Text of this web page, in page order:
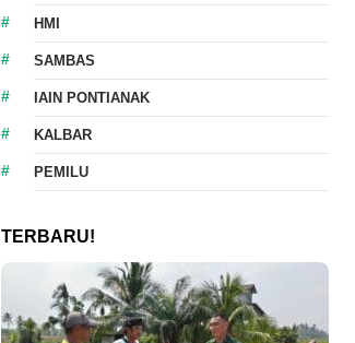
HMI
SAMBAS
IAIN PONTIANAK
KALBAR
PEMILU
TERBARU!